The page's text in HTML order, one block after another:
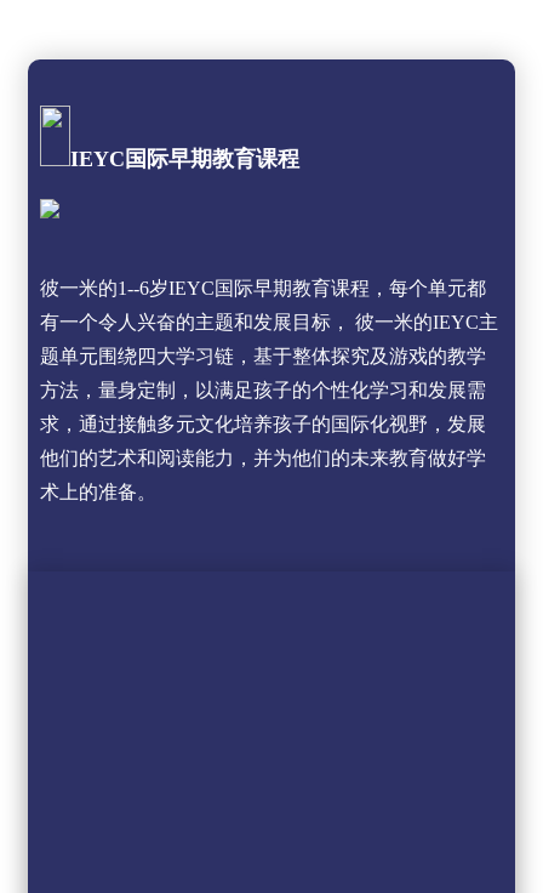
IEYC国际早期教育课程
彼一米的1--6岁IEYC国际早期教育课程，每个单元都
有一个令人兴奋的主题和发展目标， 彼一米的IEYC主
题单元围绕四大学习链，基于整体探究及游戏的教学
方法，量身定制，以满足孩子的个性化学习和发展需
求，通过接触多元文化培养孩子的国际化视野，发展
他们的艺术和阅读能力，并为他们的未来教育做好学
术上的准备。